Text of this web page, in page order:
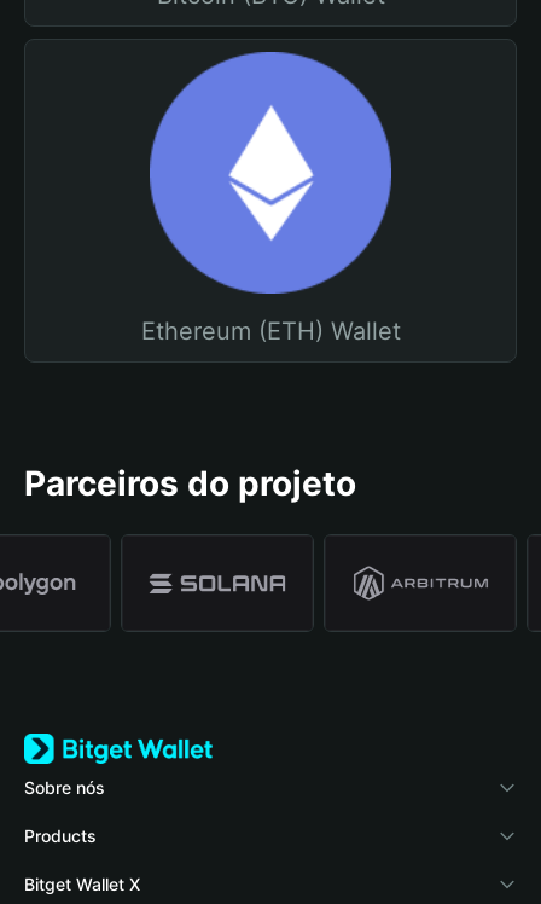
Ethereum (ETH) Wallet
Parceiros do projeto
Sobre nós
Bitget Wallet
Blog
Products
Crypto Card
Bitget Wallet X